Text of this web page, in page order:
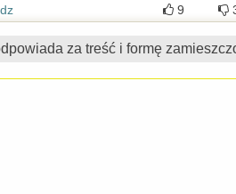
9
za treść i formę